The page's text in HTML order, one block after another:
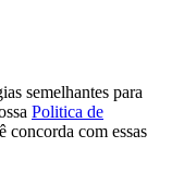
semelhantes para
Politica de
concorda com essas